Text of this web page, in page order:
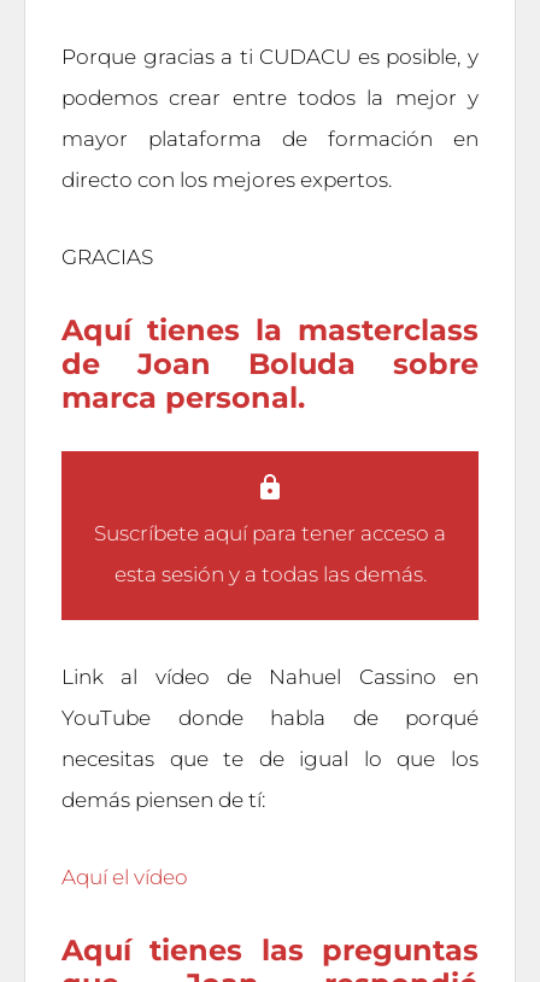
Porque gracias a ti CUDACU es posible, y
podemos crear entre todos la mejor y
mayor plataforma de formación en
directo con los mejores expertos.
GRACIAS
Aquí tienes la masterclass
de Joan Boluda sobre
marca personal.
Suscríbete aquípara tener acceso a
esta sesión y a todas las demás.
Link al vídeo de Nahuel Cassino en
YouTube donde habla de porqué
necesitas que te de igual lo que los
demás piensen de tí:
Aquí el vídeo
Aquí tienes las preguntas